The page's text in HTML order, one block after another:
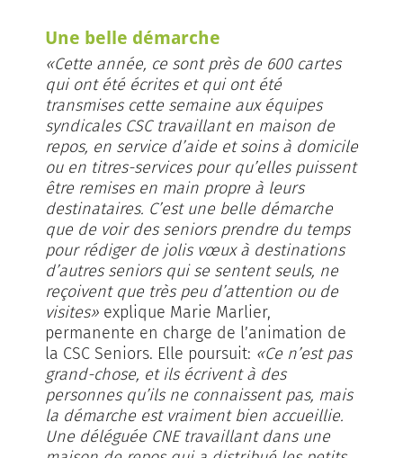
Une belle démarche
«Cette année, ce sont près de 600 cartes
qui ont été écrites et qui ont été
transmises cette semaine aux équipes
syndicales CSC travaillant en maison de
repos, en service d’aide et soins à domicile
ou en titres-services pour qu’elles puissent
être remises en main propre à leurs
destinataires. C’est une belle démarche
que de voir des seniors prendre du temps
pour rédiger de jolis vœux à destinations
d’autres seniors qui se sentent seuls, ne
reçoivent que très peu d’attention ou de
visites» explique Marie Marlier,
permanente en charge de l’animation de
la CSC Seniors. Elle poursuit: «Ce n’est pas
grand-chose, et ils écrivent à des
personnes qu’ils ne connaissent pas, mais
la démarche est vraiment bien accueillie.
Une déléguée CNE travaillant dans une